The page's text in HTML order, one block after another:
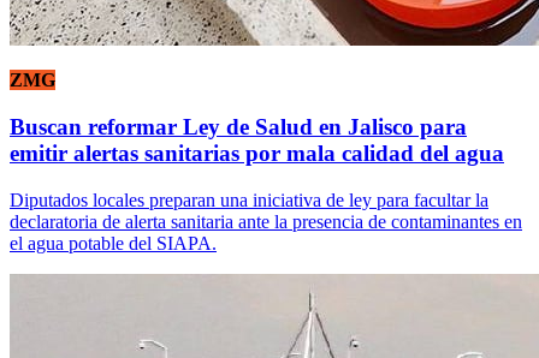
ZMG
Buscan reformar Ley de Salud en Jalisco para
emitir alertas sanitarias por mala calidad del agua
Diputados locales preparan una iniciativa de ley para facultar la
declaratoria de alerta sanitaria ante la presencia de contaminantes en
el agua potable del SIAPA.